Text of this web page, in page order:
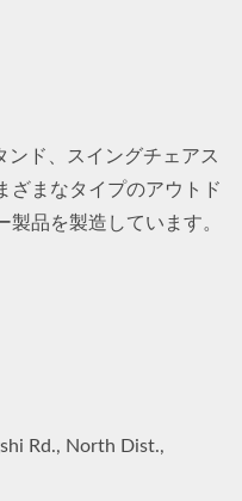
ンド、スイングチェアス
ざまなタイプのアウトド
品を製造しています。
Rd., North Dist.,